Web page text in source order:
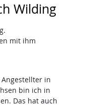
Wilding
mit ihm
in
bin ich in
Das hat auch